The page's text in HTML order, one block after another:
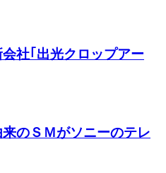
社｢出光クロップアー
のＳＭがソニーのテレ